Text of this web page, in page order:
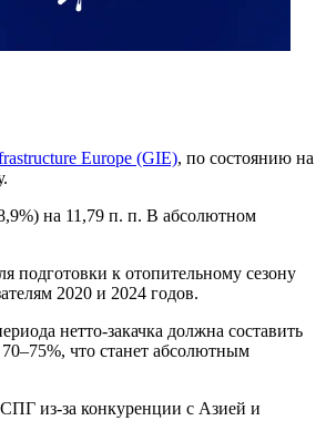
Europe (GIE), по состоянию на
на 11,79 п. п. В абсолютном
подготовки к отопительному сезону
2020 и 2024 годов.
нетто-закачка должна составить
что станет абсолютным
из-за конкуренции с Азией и